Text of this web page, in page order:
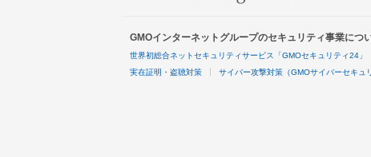
GMOインターネットグループのセキュリティ事業につ
世界初総合ネットセキュリティサービス「GMOセキュリティ24」
実在証明・盗聴対策 サイバー攻撃対策（GMOサイバーセキュ